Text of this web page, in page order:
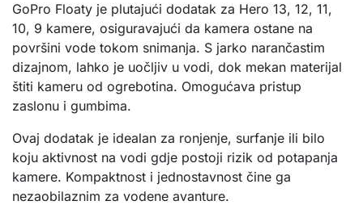
GoPro Floaty je plutajući dodatak za Hero 13, 12, 11,
10, 9 kamere, osiguravajući da kamera ostane na
površini vode tokom snimanja. S jarko narančastim
dizajnom, lahko je uočljiv u vodi, dok mekan materijal
štiti kameru od ogrebotina. Omogućava pristup
zaslonu i gumbima.
Ovaj dodatak je idealan za ronjenje, surfanje ili bilo
koju aktivnost na vodi gdje postoji rizik od potapanja
kamere. Kompaktnost i jednostavnost čine ga
nezaobilaznim za vodene avanture.